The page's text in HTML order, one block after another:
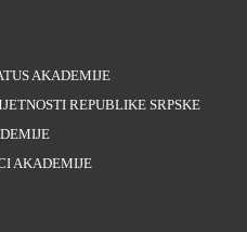
AKADEMIJE
REPUBLIKE SRPSKE
AKADEMIJE